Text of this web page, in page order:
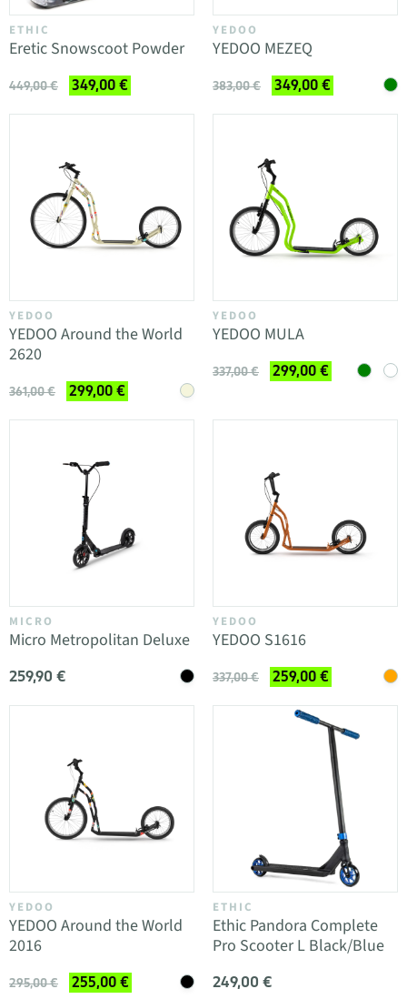
ETHIC
Eretic Snowscoot Powder
449,00 € 349,00 €
YEDOO
YEDOO MEZEQ
383,00 € 349,00 €
YEDOO
YEDOO Around the World
2620
361,00 € 299,00 €
YEDOO
YEDOO MULA
337,00 € 299,00 €
MICRO
Micro Metropolitan Deluxe
259,90 €
YEDOO
YEDOO S1616
337,00 € 259,00 €
YEDOO
YEDOO Around the World
2016
295,00 € 255,00 €
ETHIC
Ethic Pandora Complete
Pro Scooter L Black/Blue
249,00 €